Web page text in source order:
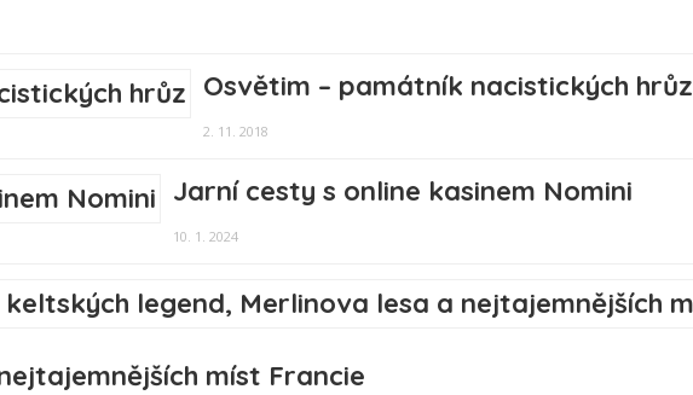
Osvětim – památník nacistických hrůz
2. 11. 2018
Jarní cesty s online kasinem Nomini
10. 1. 2024
míst Francie